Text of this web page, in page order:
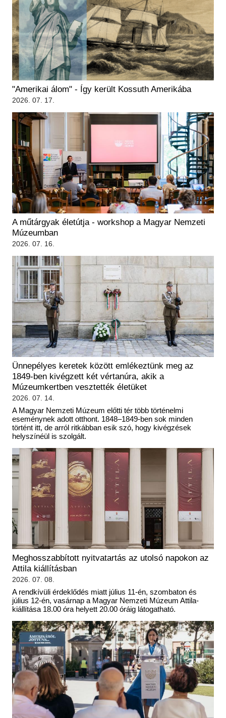
"Amerikai álom" - Így került Kossuth Amerikába
2026. 07. 17.
A műtárgyak életútja - workshop a Magyar Nemzeti
Múzeumban
2026. 07. 16.
Ünnepélyes keretek között emlékeztünk meg az
1849-ben kivégzett két vértanúra, akik a
Múzeumkertben vesztették életüket
2026. 07. 14.
A Magyar Nemzeti Múzeum előtti tér több történelmi
eseménynek adott otthont. 1848–1849-ben sok minden
történt itt, de arról ritkábban esik szó, hogy kivégzések
helyszínéül is szolgált.
Meghosszabbított nyitvatartás az utolsó napokon az
Attila kiállításban
2026. 07. 08.
A rendkívüli érdeklődés miatt július 11-én, szombaton és
július 12-én, vasárnap a Magyar Nemzeti Múzeum Attila-
kiállítása 18.00 óra helyett 20.00 óráig látogatható.